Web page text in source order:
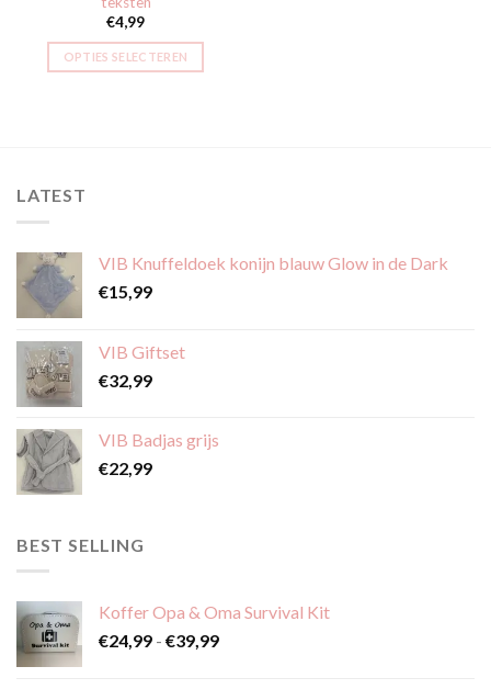
€4,99
OPTIES SELECTEREN
gekozen
worden
productpagina
LATEST
VIB Knuffeldoek konijn blauw Glow in de Dark
€15,99
VIB Giftset
€32,99
VIB Badjas grijs
€22,99
BEST SELLING
Koffer Opa & Oma Survival Kit
€24,99 - €39,99Prijsklasse: